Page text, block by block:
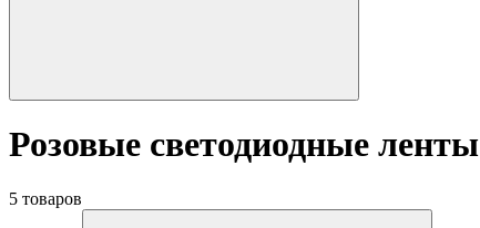
Розовые светодиодные ленты
5 товаров